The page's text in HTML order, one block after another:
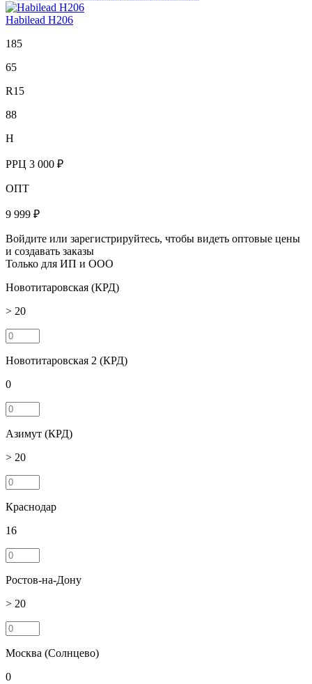
Habilead H206
185
65
R15
88
H
РРЦ 3 000 ₽
ОПТ
9 999 ₽
Войдите или зарегистрируйтесь, чтобы видеть оптовые цены
и создавать заказы
Только для ИП и ООО
Новотитаровская (КРД)
> 20
Новотитаровская 2 (КРД)
0
Азимут (КРД)
> 20
Краснодар
16
Ростов-на-Дону
> 20
Москва (Солнцево)
0